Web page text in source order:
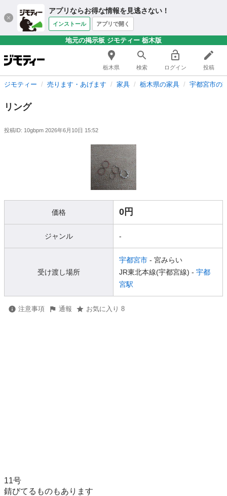
アプリならお得な情報を見逃さない！
インストール アプリで開く
地元の掲示板 ジモティー 栃木版
栃木県 検索 ログイン 投稿
ジモティー 売ります・あげます 家具 栃木県の家具 宇都宮市の
リング
投稿ID: 10gbpm 2026年6月10日 15:52
価格 0円
ジャンル -
受け渡し場所
宇都宮市 - 宮みらい
JR東北本線(宇都宮線) - 宇都
宮駅
注意事項 通報 お気に入り 8
11号
錆びてるものもあります